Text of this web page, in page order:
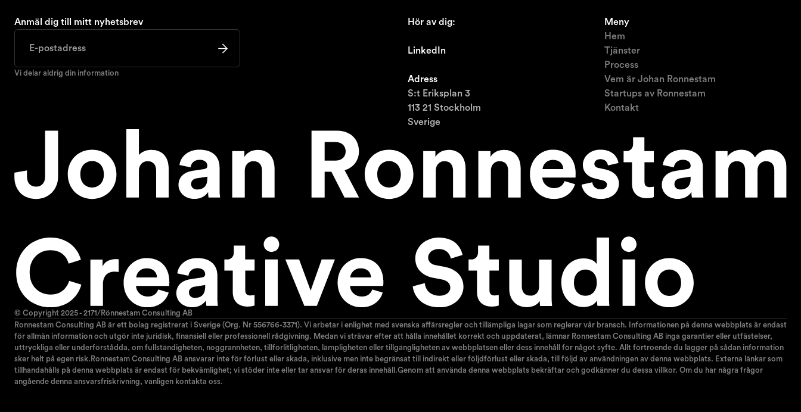
Anmäl dig till mitt nyhetsbrev
Vi delar aldrig din information
Hör av dig:
LinkedIn
Adress
S:t Eriksplan 3
113 21 Stockholm
Sverige
Meny
Hem
Tjänster
Process
Vem är Johan Ronnestam
Startups av Ronnestam
Kontakt
© Copyright 2025 - 2171/Rönnestam Consulting AB
Ronnestam Consulting AB är ett bolag registrerat i Sverige (Org. Nr 556766-3371). Vi arbetar i enlighet med svenska affärsregler och tillämpliga lagar som reglerar vår bransch. Informationen på denna webbplats är endast
för allmän information och utgör inte juridisk, finansiell eller professionell rådgivning. Medan vi strävar efter att hålla innehållet korrekt och uppdaterat, lämnar Ronnestam Consulting AB inga garantier eller utfästelser,
uttryckliga eller underförstådda, om fullständigheten, noggrannheten, tillförlitligheten, lämpligheten eller tillgängligheten av webbplatsen eller dess innehåll för något syfte. Allt förtroende du lägger på sådan information
sker helt på egen risk.Ronnestam Consulting AB ansvarar inte för förlust eller skada, inklusive men inte begränsat till indirekt eller följdförlust eller skada, till följd av användningen av denna webbplats. Externa länkar som
tillhandahålls på denna webbplats är endast för bekvämlighet; vi stöder inte eller tar ansvar för deras innehåll.Genom att använda denna webbplats bekräftar och godkänner du dessa villkor. Om du har några frågor
angående denna ansvarsfriskrivning, vänligen kontakta oss.